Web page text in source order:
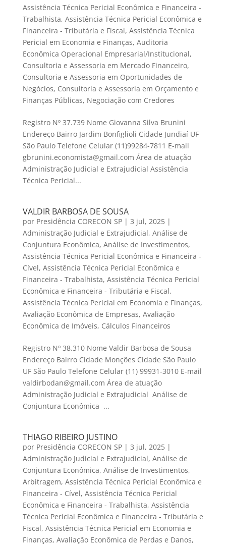
Assistência Técnica Pericial Econômica e Financeira -
Trabalhista, Assistência Técnica Pericial Econômica e
Financeira - Tributária e Fiscal, Assistência Técnica
Pericial em Economia e Finanças, Auditoria
Econômica Operacional Empresarial/Institucional,
Consultoria e Assessoria em Mercado Financeiro,
Consultoria e Assessoria em Oportunidades de
Negócios, Consultoria e Assessoria em Orçamento e
Finanças Públicas, Negociação com Credores
Registro Nº 37.739 Nome Giovanna Silva Brunini
Endereço Bairro Jardim Bonfiglioli Cidade Jundiaí UF
São Paulo Telefone Celular (11)99284-7811 E-mail
gbrunini.economista@gmail.com Área de atuação
Administração Judicial e Extrajudicial Assistência
Técnica Pericial...
VALDIR BARBOSA DE SOUSA
por Presidência CORECON SP| 3 jul, 2025|
Administração Judicial e Extrajudicial, Análise de
Conjuntura Econômica, Análise de Investimentos,
Assistência Técnica Pericial Econômica e Financeira -
Cível, Assistência Técnica Pericial Econômica e
Financeira - Trabalhista, Assistência Técnica Pericial
Econômica e Financeira - Tributária e Fiscal,
Assistência Técnica Pericial em Economia e Finanças,
Avaliação Econômica de Empresas, Avaliação
Econômica de Imóveis, Cálculos Financeiros
Registro Nº 38.310 Nome Valdir Barbosa de Sousa
Endereço Bairro Cidade Monções Cidade São Paulo
UF São Paulo Telefone Celular (11) 99931-3010 E-mail
valdirbodan@gmail.com Área de atuação
Administração Judicial e Extrajudicial Análise de
Conjuntura Econômica ...
THIAGO RIBEIRO JUSTINO
por Presidência CORECON SP| 3 jul, 2025|
Administração Judicial e Extrajudicial, Análise de
Conjuntura Econômica, Análise de Investimentos,
Arbitragem, Assistência Técnica Pericial Econômica e
Financeira - Cível, Assistência Técnica Pericial
Econômica e Financeira - Trabalhista, Assistência
Técnica Pericial Econômica e Financeira - Tributária e
Fiscal, Assistência Técnica Pericial em Economia e
Finanças, Avaliação Econômica de Perdas e Danos,